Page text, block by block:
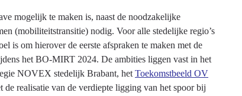
mogelijk te maken is, naast de noodzakelijke
(mobiliteitstransitie) nodig. Voor alle stedelijke regio’s
is om hierover de eerste afspraken te maken met de
het BO-MIRT 2024. De ambities liggen vast in het
NOVEX stedelijk Brabant, het Toekomstbeeld OV
de realisatie van de verdiepte ligging van het spoor bij